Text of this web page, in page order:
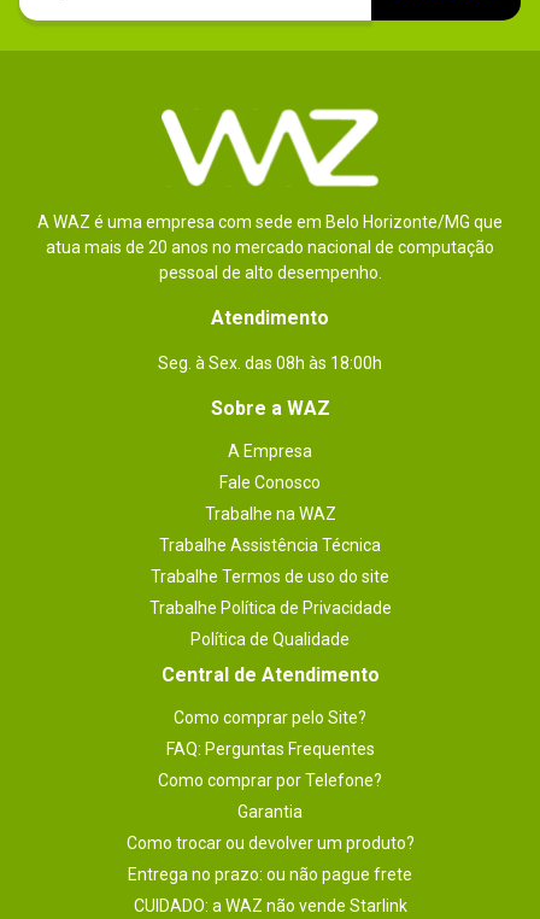
A WAZ é uma empresa com sede em Belo Horizonte/MG que
atua mais de 20 anos no mercado nacional de computação
pessoal de alto desempenho.
Atendimento
Seg. à Sex. das 08h às 18:00h
Sobre a WAZ
A Empresa
Fale Conosco
Trabalhe na WAZ
Trabalhe Assistência Técnica
Trabalhe Termos de uso do site
Trabalhe Política de Privacidade
Política de Qualidade
Central de Atendimento
Como comprar pelo Site?
FAQ: Perguntas Frequentes
Como comprar por Telefone?
Garantia
Como trocar ou devolver um produto?
Entrega no prazo: ou não pague frete
CUIDADO: a WAZ não vende Starlink